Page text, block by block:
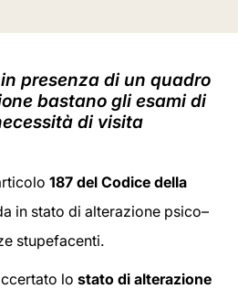
presenza di un quadro
bastano gli esami di
di visita
187 del Codice della
in stato di alterazione psico–
stupefacenti.
lo stato di alterazione